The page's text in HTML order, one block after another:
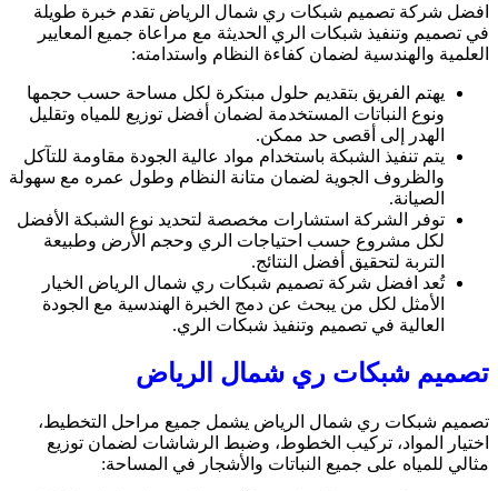
افضل شركة تصميم شبكات ري شمال الرياض تقدم خبرة طويلة
في تصميم وتنفيذ شبكات الري الحديثة مع مراعاة جميع المعايير
العلمية والهندسية لضمان كفاءة النظام واستدامته:
يهتم الفريق بتقديم حلول مبتكرة لكل مساحة حسب حجمها
ونوع النباتات المستخدمة لضمان أفضل توزيع للمياه وتقليل
الهدر إلى أقصى حد ممكن.
يتم تنفيذ الشبكة باستخدام مواد عالية الجودة مقاومة للتآكل
والظروف الجوية لضمان متانة النظام وطول عمره مع سهولة
الصيانة.
توفر الشركة استشارات مخصصة لتحديد نوع الشبكة الأفضل
لكل مشروع حسب احتياجات الري وحجم الأرض وطبيعة
التربة لتحقيق أفضل النتائج.
تُعد افضل شركة تصميم شبكات ري شمال الرياض الخيار
الأمثل لكل من يبحث عن دمج الخبرة الهندسية مع الجودة
العالية في تصميم وتنفيذ شبكات الري.
تصميم شبكات ري شمال الرياض
تصميم شبكات ري شمال الرياض يشمل جميع مراحل التخطيط،
اختيار المواد، تركيب الخطوط، وضبط الرشاشات لضمان توزيع
مثالي للمياه على جميع النباتات والأشجار في المساحة: